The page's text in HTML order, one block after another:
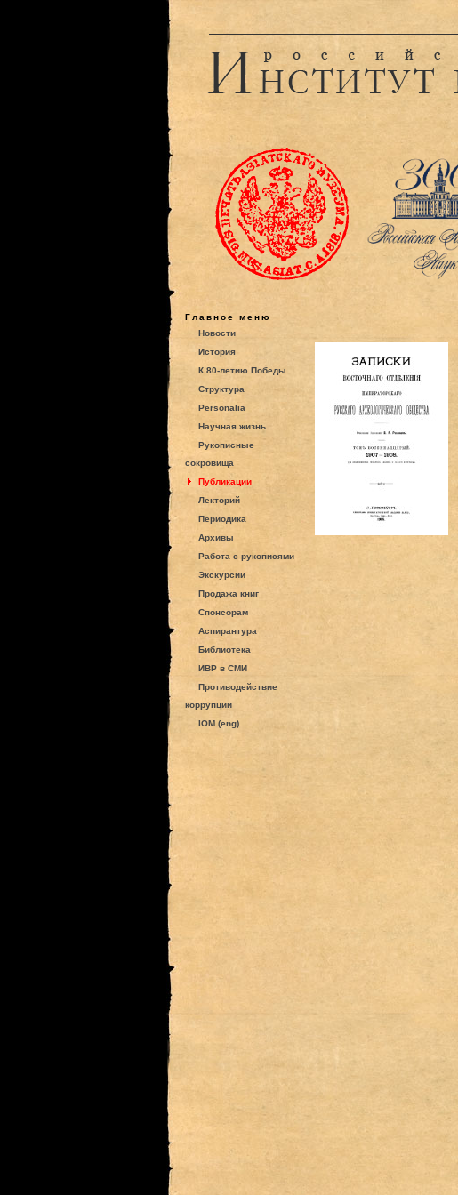
Главное меню
Новости
История
К 80-летию Победы
Структура
Personalia
Научная жизнь
Рукописные
сокровища
Публикации
Лекторий
Периодика
Архивы
Работа с рукописями
Экскурсии
Продажа книг
Спонсорам
Аспирантура
Библиотека
ИВР в СМИ
Противодействие
коррупции
IOM (eng)